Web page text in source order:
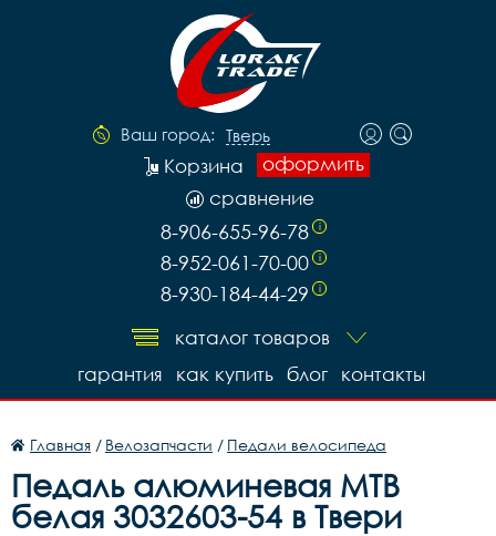
Ваш город: Тверь
оформить
Корзина
сравнение
8-906-655-96-78 i
8-952-061-70-00 i
8-930-184-44-29 i
каталог товаров
контакты
блог
как купить
гарантия
Главная / Велозапчасти / Педали велосипеда
Педаль алюминевая МТВ
белая 3032603-54 в Твери